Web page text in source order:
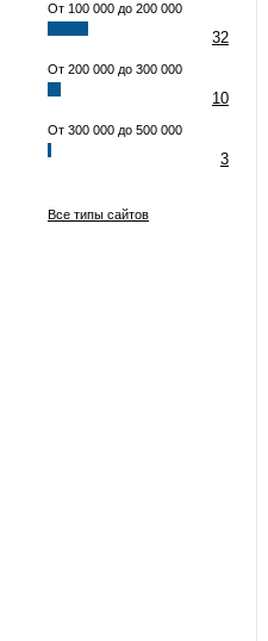
От 100 000 до 200 000
32
От 200 000 до 300 000
10
От 300 000 до 500 000
3
Все типы сайтов